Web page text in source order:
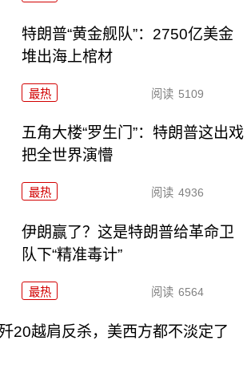
特朗普“黄金舰队”：2750亿美金
堆出海上棺材
最热 阅读 5109
五角大楼“罗生门”：特朗普这出戏
把全世界演懵
最热 阅读 4936
伊朗赢了？这是特朗普给革命卫
队下“精准毒计”
最热 阅读 6564
20越肩反杀，美西方都不淡定了